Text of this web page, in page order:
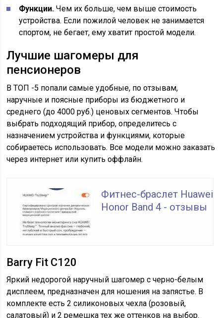
Функции.Чем их больше, чем выше стоимость
устройства. Если пожилой человек не занимается
спортом, не бегает, ему хватит простой модели.
Лучшие шагомеры для
пенсионеров
В ТОП -5 попали самые удобные, по отзывам,
наручные и поясные приборы из бюджетного и
среднего (до 4000 руб.) ценовых сегментов. Чтобы
выбрать подходящий прибор, определитесь с
назначением устройства и функциями, которые
собираетесь использовать. Все модели можно заказать
через интернет или купить оффлайн.
Фитнес-браслет Huawei
Honor Band 4 - отзывы
Barry Fit C120
Яркий недорогой наручный шагомер с черно-белым
дисплеем, предназначен для ношения на запястье. В
комплекте есть 2 силиконовых чехла (розовый,
салатовый) и 2 ремешка тех же оттенков на выбор.